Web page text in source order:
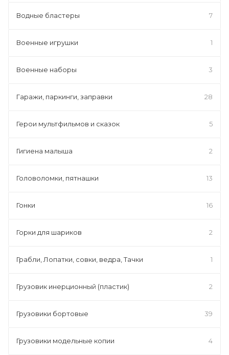
Водные бластеры 7
Военные игрушки 1
Военные наборы 3
Гаражи, паркинги, заправки 28
Герои мультфильмов и сказок 5
Гигиена малыша 2
Головоломки, пятнашки 13
Гонки 16
Горки для шариков 2
Грабли, Лопатки, совки, ведра, Тачки 1
Грузовик инерционный (пластик) 2
Грузовики бортовые 39
Грузовики модельные копии 4